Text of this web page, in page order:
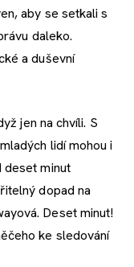
aby se setkali s
daleko.
a duševní
jen na chvíli. S
lidí mohou i
deset minut
dopad na
Deset minut!
ke sledování